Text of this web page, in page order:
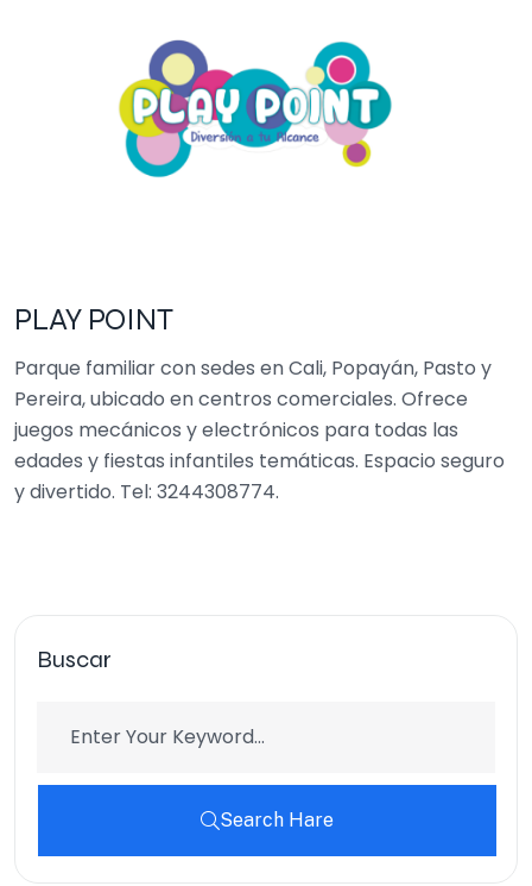
PLAY POINT
Parque familiar con sedes en Cali, Popayán, Pasto y
Pereira, ubicado en centros comerciales. Ofrece
juegos mecánicos y electrónicos para todas las
edades y fiestas infantiles temáticas. Espacio seguro
y divertido. Tel: 3244308774.
Buscar
Search Hare